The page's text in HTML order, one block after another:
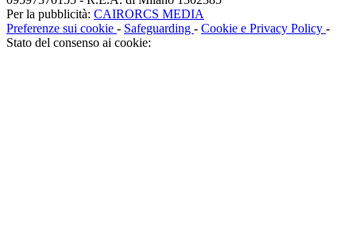
Per la pubblicità: CAIRORCS MEDIA
Preferenze sui cookie - Safeguarding - Cookie e Privacy Policy -
Stato del consenso ai cookie: